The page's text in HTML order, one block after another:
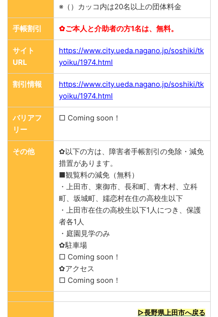
※（）カッコ内は20名以上の団体料金
手帳割引 ✿ご本人と介助者の方1名は、無料。
サイト
URL
https://www.city.ueda.nagano.jp/soshiki/tk
yoiku/1974.html
割引情報
https://www.city.ueda.nagano.jp/soshiki/tk
yoiku/1974.html
バリアフ
リー
□ Coming soon！
その他
✿以下の方は、障害者手帳割引の免除・減免
措置があります。
■観覧料の減免（無料）
・上田市、東御市、長和町、青木村、立科
町、坂城町、嬬恋村在住の高校生以下
・上田市在住の高校生以下1人につき、保護
者各1人
・庭園見学のみ
✿駐車場
□ Coming soon！
✿アクセス
□ Coming soon！
▷長野県上田市へ戻る